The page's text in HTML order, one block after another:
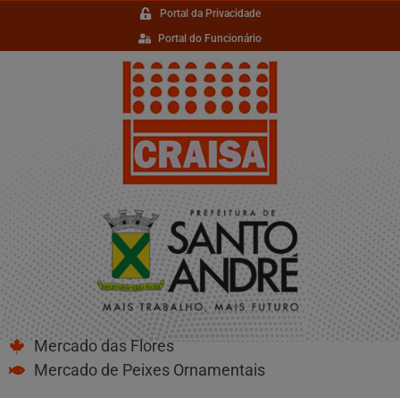
Portal da Privacidade
Portal do Funcionário
Mercado das Flores
Mercado de Peixes Ornamentais